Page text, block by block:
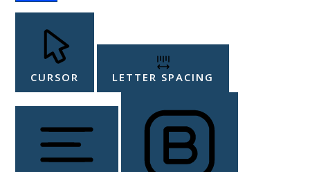
CURSOR LETTER SPACING